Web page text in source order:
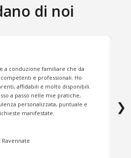
di noi
a conduzione familiare che da
e professionali. Ho
affidabili e molto disponibili.
a passo nelle mie pratiche,
personalizzata, puntuale e
manifestate.
Ravennate
❯